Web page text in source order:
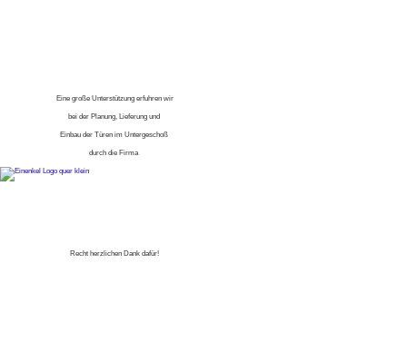
Eine große Unterstützung erfuhren wir
bei der Planung, Lieferung und
Einbau der Türen im Untergeschoß
durch die Firma
Recht herzlichen Dank dafür!